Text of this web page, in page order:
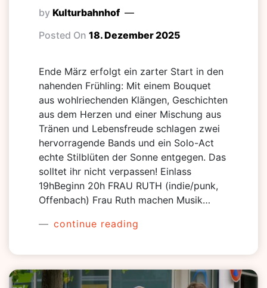
by Kulturbahnhof
Posted On 18. Dezember 2025
Ende März erfolgt ein zarter Start in den
nahenden Frühling: Mit einem Bouquet
aus wohlriechenden Klängen, Geschichten
aus dem Herzen und einer Mischung aus
Tränen und Lebensfreude schlagen zwei
hervorragende Bands und ein Solo-Act
echte Stilblüten der Sonne entgegen. Das
solltet ihr nicht verpassen! Einlass
19hBeginn 20h FRAU RUTH (indie/punk,
Offenbach) Frau Ruth machen Musik…
continue reading